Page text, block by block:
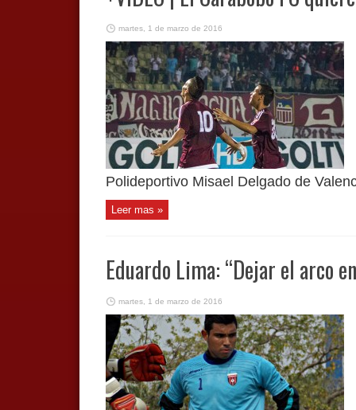
martes, 1 de marzo de 2016
Polideportivo Misael Delgado de
Leer mas »
Eduardo Lima: “Dejar el arco
martes, 1 de marzo de 2016